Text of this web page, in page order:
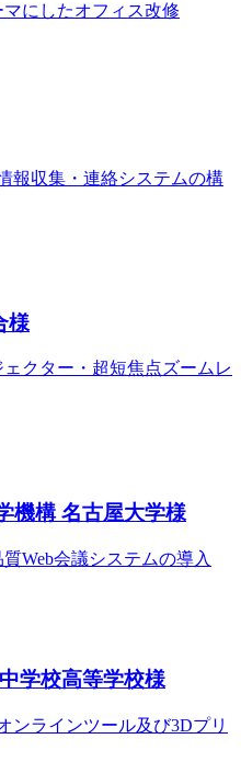
にしたオフィス改修
報収集・連絡システムの構
様
クター・超短焦点ズームレ
機構 名古屋大学様
Web会議システムの導入
学校高等学校様
ンラインツール及び3Dプリ